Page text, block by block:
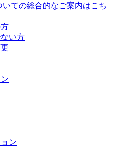
いての総合的なご案内はこち
い方
ン